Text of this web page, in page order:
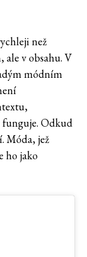
než
v obsahu. V
módním
funguje. Odkud
Móda, jež
ho jako